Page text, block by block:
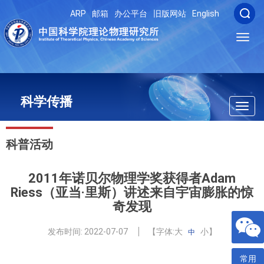
ARP 邮箱 办公平台 旧版网站 English
科学传播
科普活动
2011年诺贝尔物理学奖获得者Adam
Riess（亚当·里斯）讲述来自宇宙膨胀的惊
奇发现
发布时间: 2022-07-07 【字体:大 中 小】
常用